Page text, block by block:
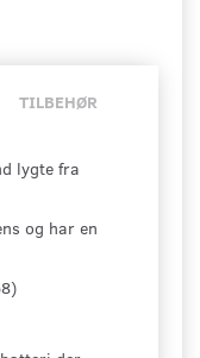
TILBEHØR
lygte fra
og har en